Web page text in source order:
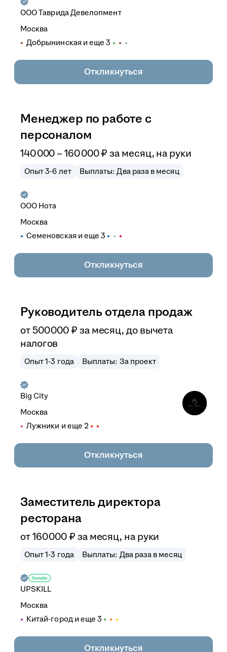
ОООТаврида Девелопмент
Москва
Добрынинская и еще 3
Откликнуться
Менеджер по работе с
персоналом
140 000 –160 000₽ за месяц, на руки
Опыт 3-6 лет Выплаты: Два раза в месяц
ООО Нота
Москва
Семеновская и еще 3
Откликнуться
Руководитель отдела продаж
от500 000 ₽ за месяц, до вычета
налогов
Опыт 1-3 года Выплаты: За проект
Big City
Москва
Лужники и еще 2
Откликнуться
Заместитель директора
ресторана
от160 000 ₽ за месяц, на руки
Опыт 1-3 года Выплаты: Два раза в месяц
UPSKILL
Москва
Китай-город и еще 3
Откликнуться